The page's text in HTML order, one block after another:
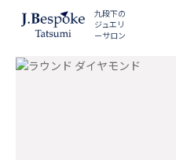
九段下の
ジュエリ
ーサロン